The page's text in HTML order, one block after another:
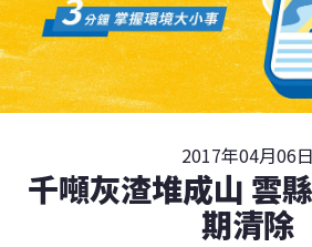
2017年04月06日
千噸灰渣堆成山 雲
期清除